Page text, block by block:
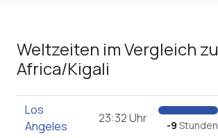
Weltzeiten im Vergleich zu
Africa/Kigali
Los
Angeles
23:32 Uhr -9 Stunden